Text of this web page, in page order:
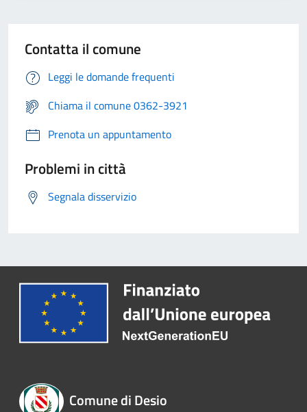
Contatta il comune
Leggi le domande frequenti
Chiama il comune 0362-3921
Prenota un appuntamento
Problemi in città
Segnala disservizio
Comune di Desio